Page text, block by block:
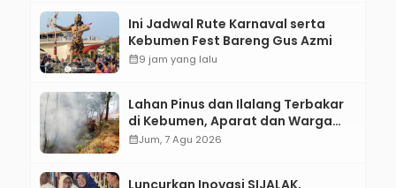
Ini Jadwal Rute Karnaval serta
Kebumen Fest Bareng Gus Azmi
calendar_month9 jam yang lalu
Lahan Pinus dan Ilalang Terbakar
di Kebumen, Aparat dan Warga
Padamkan Api Secara Manual
calendar_monthJum, 7 Agu 2026
Luncurkan Inovasi SIJALAK,